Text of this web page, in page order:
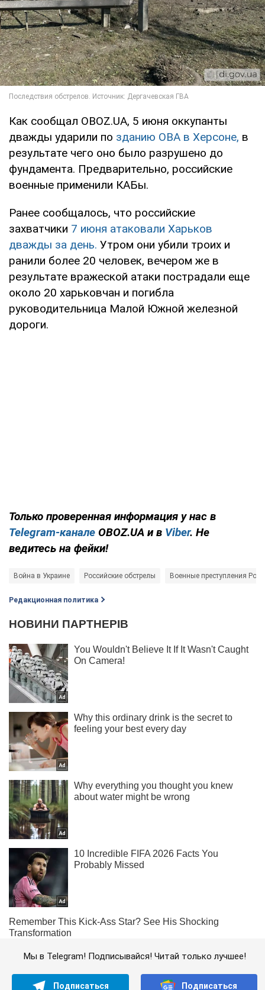
Как сообщал OBOZ.UA, 5 июня оккупанты
дважды ударили по зданию ОВА в Херсоне, в
результате чего оно было разрушено до
фундамента. Предварительно, российские
военные применили КАБы.
Ранее сообщалось, что российские
захватчики 7 июня атаковали Харьков
дважды за день. Утром они убили троих и
ранили более 20 человек, вечером же в
результате вражеской атаки пострадали еще
около 20 харьковчан и погибла
руководительница Малой Южной железной
дороги.
Только проверенная информация у нас в
Telegram-канале OBOZ.UA и в Viber. Не
ведитесь на фейки!
Война в Украине Российские обстрелы Военные преступления
Редакционная политика
Мы в Telegram! Подписывайся! Читай только лучшее!
Подписаться Подписаться